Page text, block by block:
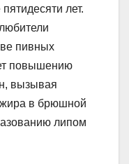
лет.
пивных
повышению
вызывая
жира в брюшной
липом